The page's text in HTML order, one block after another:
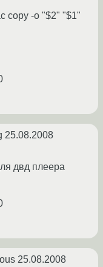
copy -o "$2" "$1"
25.08.2008
двд плеера
25.08.2008